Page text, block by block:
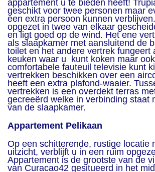
appartement u te bieden heeft!
geschikt voor twee personen maar
een extra persoon kunnen
opgezet in twee van elkaar
en ligt goed op de wind. Het ene
als slaapkamer met aansluitend de
toilet en het andere vertrek fungeert
keuken waar u kunt koken maar
comfortabele fauteuil televisie kunt
vertrekken beschikken over een
heeft een extra plafond-waaier.
vertrekken is een overdekt terras
gecreeërd welke in verbinding staat
van de slaapkamer.
Appartement Pelikaan
Op een schitterende, rustige locatie
uitzicht, verblijft u in een ruim
Appartement is de grootste van de
van Curacao42 gesitueerd in het